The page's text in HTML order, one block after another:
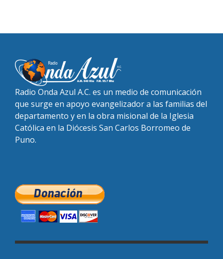
Radio Onda Azul A.C. es un medio de comunicación
que surge en apoyo evangelizador a las familias del
departamento y en la obra misional de la Iglesia
Católica en la Diócesis San Carlos Borromeo de
Puno.